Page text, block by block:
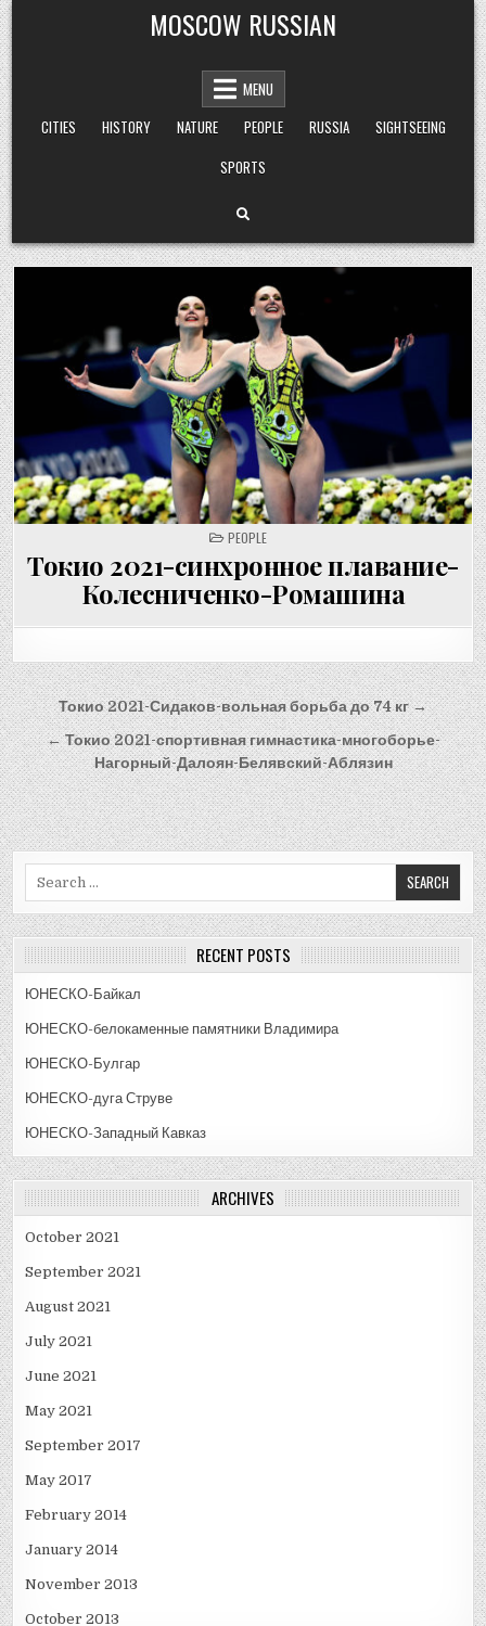
Skip
to
content
MOSCOW RUSSIAN
MENU
CITIES
HISTORY NATURE PEOPLE RUSSIA
SIGHTSEEING
SPORTS
POSTED
IN
PEOPLE
Токио 2021-синхронное плавание-
Колесниченко-Ромашина
Post
navigation
Токио 2021-Сидаков-вольная борьба до 74 кг →
← Токио 2021-спортивная гимнастика-многоборье-
Нагорный-Далоян-Белявский-Аблязин
RECENT POSTS
ЮНЕСКО-Байкал
ЮНЕСКО-белокаменные памятники Владимира
ЮНЕСКО-Булгар
ЮНЕСКО-дуга Струве
ЮНЕСКО-Западный Кавказ
ARCHIVES
October 2021
September 2021
August 2021
July 2021
June 2021
May 2021
September 2017
May 2017
February 2014
January 2014
November 2013
October 2013